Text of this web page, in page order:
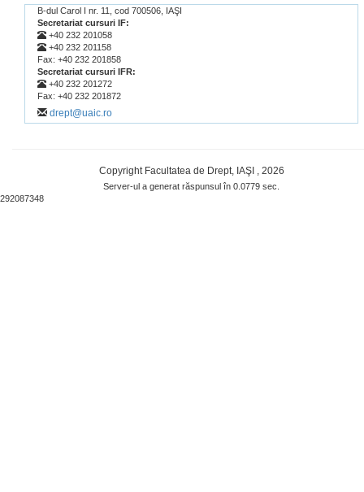
B-dul Carol I nr. 11, cod 700506, IAŞI
Secretariat cursuri IF:
+40 232 201058
+40 232 201158
Fax: +40 232 201858
Secretariat cursuri IFR:
+40 232 201272
Fax: +40 232 201872
drept@uaic.ro
Copyright Facultatea de Drept, IAŞI , 2026
Server-ul a generat răspunsul în 0.0779 sec.
292087348